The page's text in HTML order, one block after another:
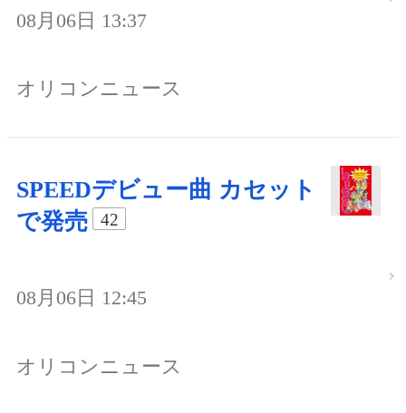
08月06日 13:37
オリコンニュース
SPEEDデビュー曲 カセット
で発売
42
08月06日 12:45
オリコンニュース